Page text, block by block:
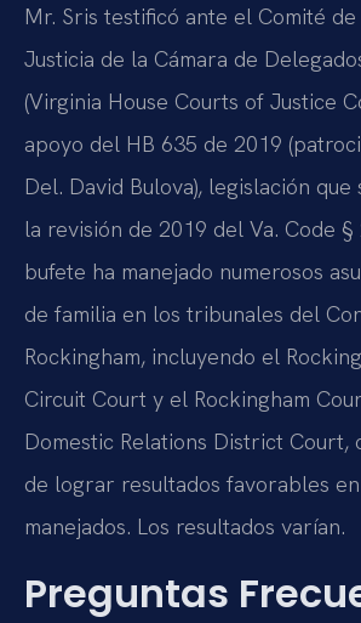
Mr. Sris testificó ante el Comité
Justicia de la Cámara de
(Virginia House Courts of Justice
apoyo del HB 635 de 2019
Del. David Bulova), legislación
la revisión de 2019 del Va. Code §
bufete ha manejado numerosos
de familia en los tribunales del
Rockingham, incluyendo el
Circuit Court y el Rockingham
Domestic Relations District Court,
de lograr resultados favorables
manejados. Los resultados varían.
Preguntas